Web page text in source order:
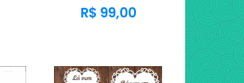
R$ 99,00